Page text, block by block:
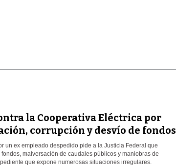
la Cooperativa Eléctrica por
corrupción y desvío de fondos
un ex empleado despedido pide a la Justicia Federal que
malversación de caudales públicos y maniobras de
que expone numerosas situaciones irregulares.